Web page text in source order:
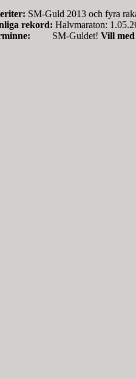
SM-Guld 2013 och fyra
rekord: Halvmaraton:
SM-Guldet! Vill